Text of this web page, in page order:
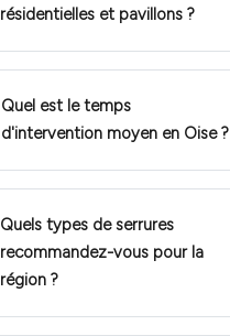
résidentielles et pavillons ?
Quel est le temps
d'intervention moyen en Oise ?
Quels types de serrures
recommandez-vous pour la
région ?